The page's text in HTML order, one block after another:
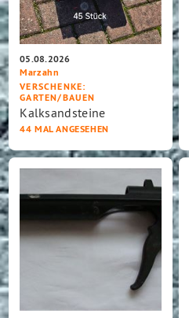
05.08.2026
Marzahn
VERSCHENKE:
GARTEN/BAUEN
Kalksandsteine
44 MAL ANGESEHEN